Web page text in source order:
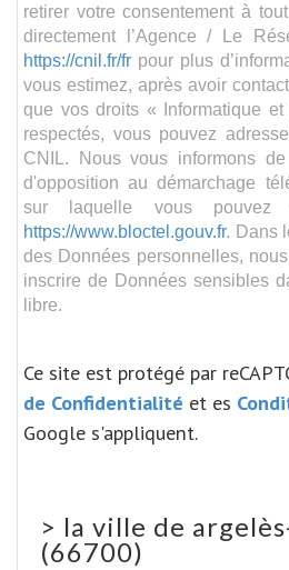
retirer votre consentement à
directement l’Agence / Le
https://cnil.fr/fr pour plus
vous estimez, après avoir
que vos droits « Informatique
respectés, vous pouvez
CNIL. Nous vous informons
d'opposition au démarchage
sur laquelle vous
https://www.bloctel.gouv.fr. Dans
des Données personnelles,
inscrire de Données sensibles
libre.
Ce site est protégé par
de Confidentialité et es
Google s'appliquent.
> la ville de
(66700)